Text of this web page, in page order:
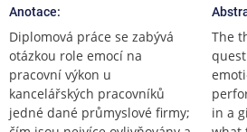
Anotace:
Diplomová práce se zabývá
otázkou role emocí na
pracovní výkon u
kancelářských pracovníků
jedné dané průmyslové firmy;
The
in a